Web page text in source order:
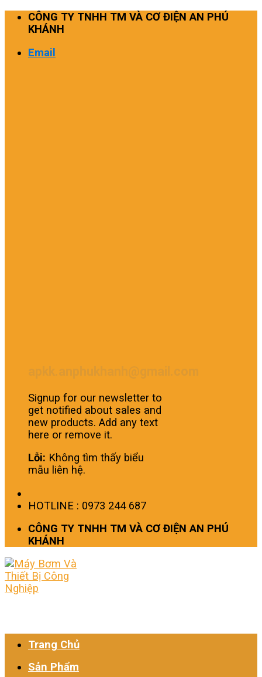
Skip
CÔNG TY TNHH TM VÀ CƠ ĐIỆN AN PHÚ
KHÁNH
Email
Signup for our newsletter to
get notified about sales and
new products. Add any text
here or remove it.
Lỗi: Không tìm thấy biểu
mẫu liên hệ.
HOTLINE : 0973 244 687
CÔNG TY TNHH TM VÀ CƠ ĐIỆN AN PHÚ
KHÁNH
Trang Chủ
Sản Phẩm